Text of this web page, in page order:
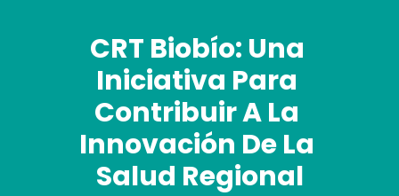
CRT Biobío: Una
Iniciativa Para
Contribuir A La
Innovación De La
Salud Regional